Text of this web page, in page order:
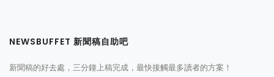
NEWSBUFFET 新聞稿自助吧
新聞稿的好去處，三分鐘上稿完成，最快接觸最多讀者的方案！